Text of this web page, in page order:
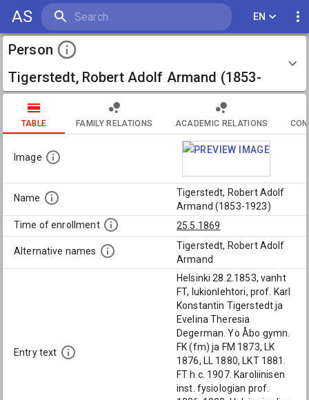
AS EN
Person
Tigerstedt, Robert Adolf Armand (1853-
1923)
TABLE FAMILY RELATIONS ACADEMIC RELATIONS
Image
Name
Tigerstedt, Robert Adolf
Armand (1853-1923)
Time of enrollment
25.5.1869
Alternative names
Tigerstedt, Robert Adolf
Armand
Entry text
Helsinki 28.2.1853, vanht
FT, lukionlehtori, prof. Karl
Konstantin Tigerstedt ja
Evelina Theresia
Degerman. Yo Åbo gymn.
FK (fm) ja FM 1873, LK
1876, LL 1880, LKT 1881.
FT h.c. 1907. Karoliinisen
inst. fysiologian prof.